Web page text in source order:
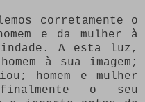
corretamente o
e da mulher à
A esta luz,
à sua imagem;
homem e mulher
o seu